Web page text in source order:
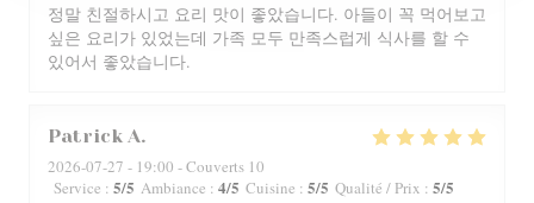
정말 친절하시고 요리 맛이 좋았습니다. 아들이 꼭 먹어보고
싶은 요리가 있었는데 가족 모두 만족스럽게 식사를 할 수
있어서 좋았습니다.
Patrick A
2026-07-27 - 19:00 - Couverts 10
Service : 5/5 Ambiance : 4/5 Cuisine : 5/5 Qualité / Prix : 5/5